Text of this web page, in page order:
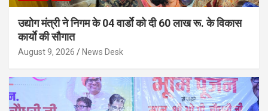
उद्योग मंत्री ने निगम के 04 वार्डाे को दी 60 लाख रू. के विकास
कार्याे की सौगात
August 9, 2026 News Desk